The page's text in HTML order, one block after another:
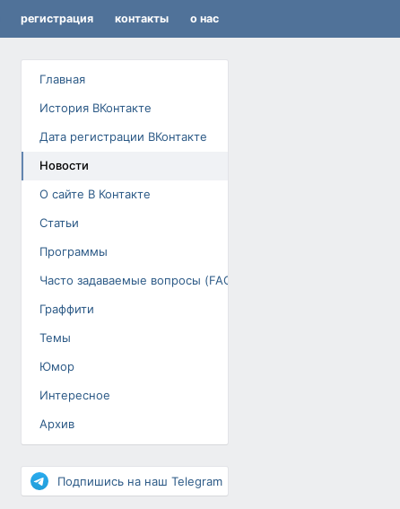
регистрация контакты о нас
Главная
История ВКонтакте
Дата регистрации ВКонтакте
Новости
О сайте В Контакте
Статьи
Программы
Часто задаваемые вопросы (FAQ)
Граффити
Темы
Юмор
Интересное
Архив
Повышение рейтинга
Подпишись на наш Telegram